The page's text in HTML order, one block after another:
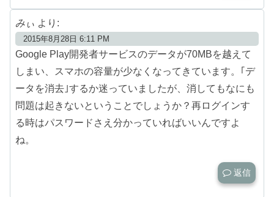
みぃ より:
2015年8月28日 6:11 PM
Google Play開発者サービスのデータが70MBを越えて
しまい、スマホの容量が少なくなってきています。｢デ
ータを消去｣するか迷っていましたが、消してもなにも
問題は起きないということでしょうか？再ログインす
る時はパスワードさえ分かっていればいいんですよ
ね。
返信